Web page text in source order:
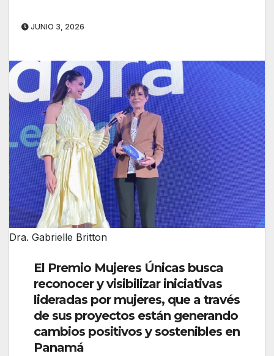
JUNIO 3, 2026
Dra. Gabrielle Britton
El Premio Mujeres Únicas busca
reconocer y visibilizar iniciativas
lideradas por mujeres, que a través
de sus proyectos están generando
cambios positivos y sostenibles en
Panamá